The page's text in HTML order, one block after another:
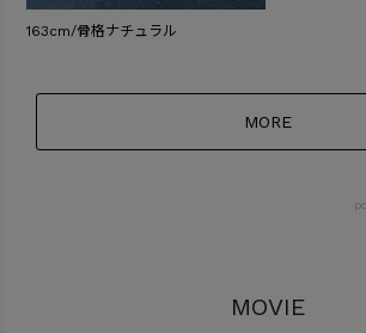
163cm/骨格ナチュラル
MORE
MOVIE